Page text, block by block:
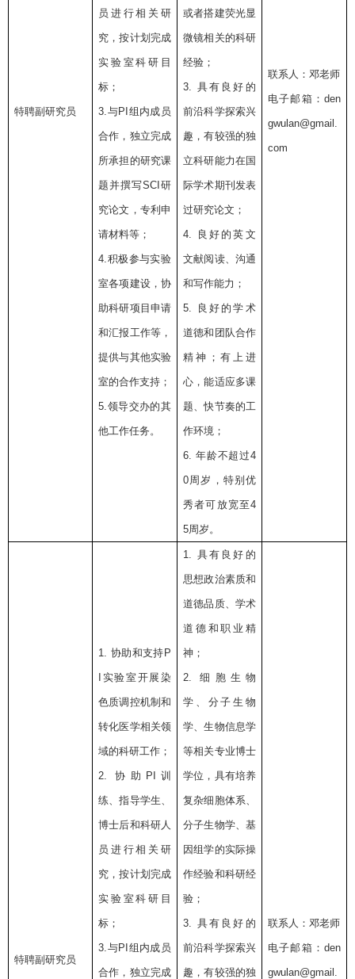
特聘副研究员
员进行相关研
究，按计划完成
实验室科研目
标；
3. 与PI组内成员
合作，独立完成
所承担的研究课
题并撰写SCI研
究论文，专利申
请材料等；
4. 积极参与实验
室各项建设，协
助科研项目申请
和汇报工作等，
提供与其他实验
室的合作支持；
5. 领导交办的其
他工作任务。
或者搭建荧光显
微镜相关的科研
经验；
3. 具有良好的
前沿科学探索兴
趣，有较强的独
立科研能力在国
际学术期刊发表
过研究论文；
4. 良好的英文
文献阅读、沟通
和写作能力；
5. 良好的学术
道德和团队合作
精神；有上进
心，能适应多课
题、快节奏的工
作环境；
6. 年龄不超过4
0 周岁，特别优
秀者可放宽至4
5周岁。
联系人：邓老师
电子邮箱： den
gwulan@gmail.
com
特聘副研究员
1. 协助和支持P
I 实验室开展染
色质调控机制和
转化医学相关领
域的科研工作；
2.协助 PI 训
练、指导学生、
博士后和科研人
员进行相关研
究，按计划完成
实验室科研目
标；
3. 与PI组内成员
合作，独立完成
1. 具有良好的
思想政治素质和
道德品质、学术
道德和职业精
神；
2.细胞生物
学、分子生物
学、生物信息学
等相关专业博士
学位，具有培养
复杂细胞体系、
分子生物学、基
因组学的实际操
作经验和科研经
验；
3. 具有良好的
前沿科学探索兴
趣，有较强的独
联系人：邓老师
电子邮箱： den
gwulan@gmail.